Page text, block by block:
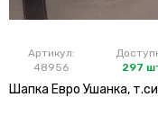
Артикул:
48956
297
Шапка Евро Ушанка,